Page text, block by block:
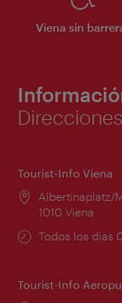
Viena sin
Tourist-Info Viena
Lugar:
Albertinaplatz/
1010 Viena
Horarios
Todos los días
Tourist-Info